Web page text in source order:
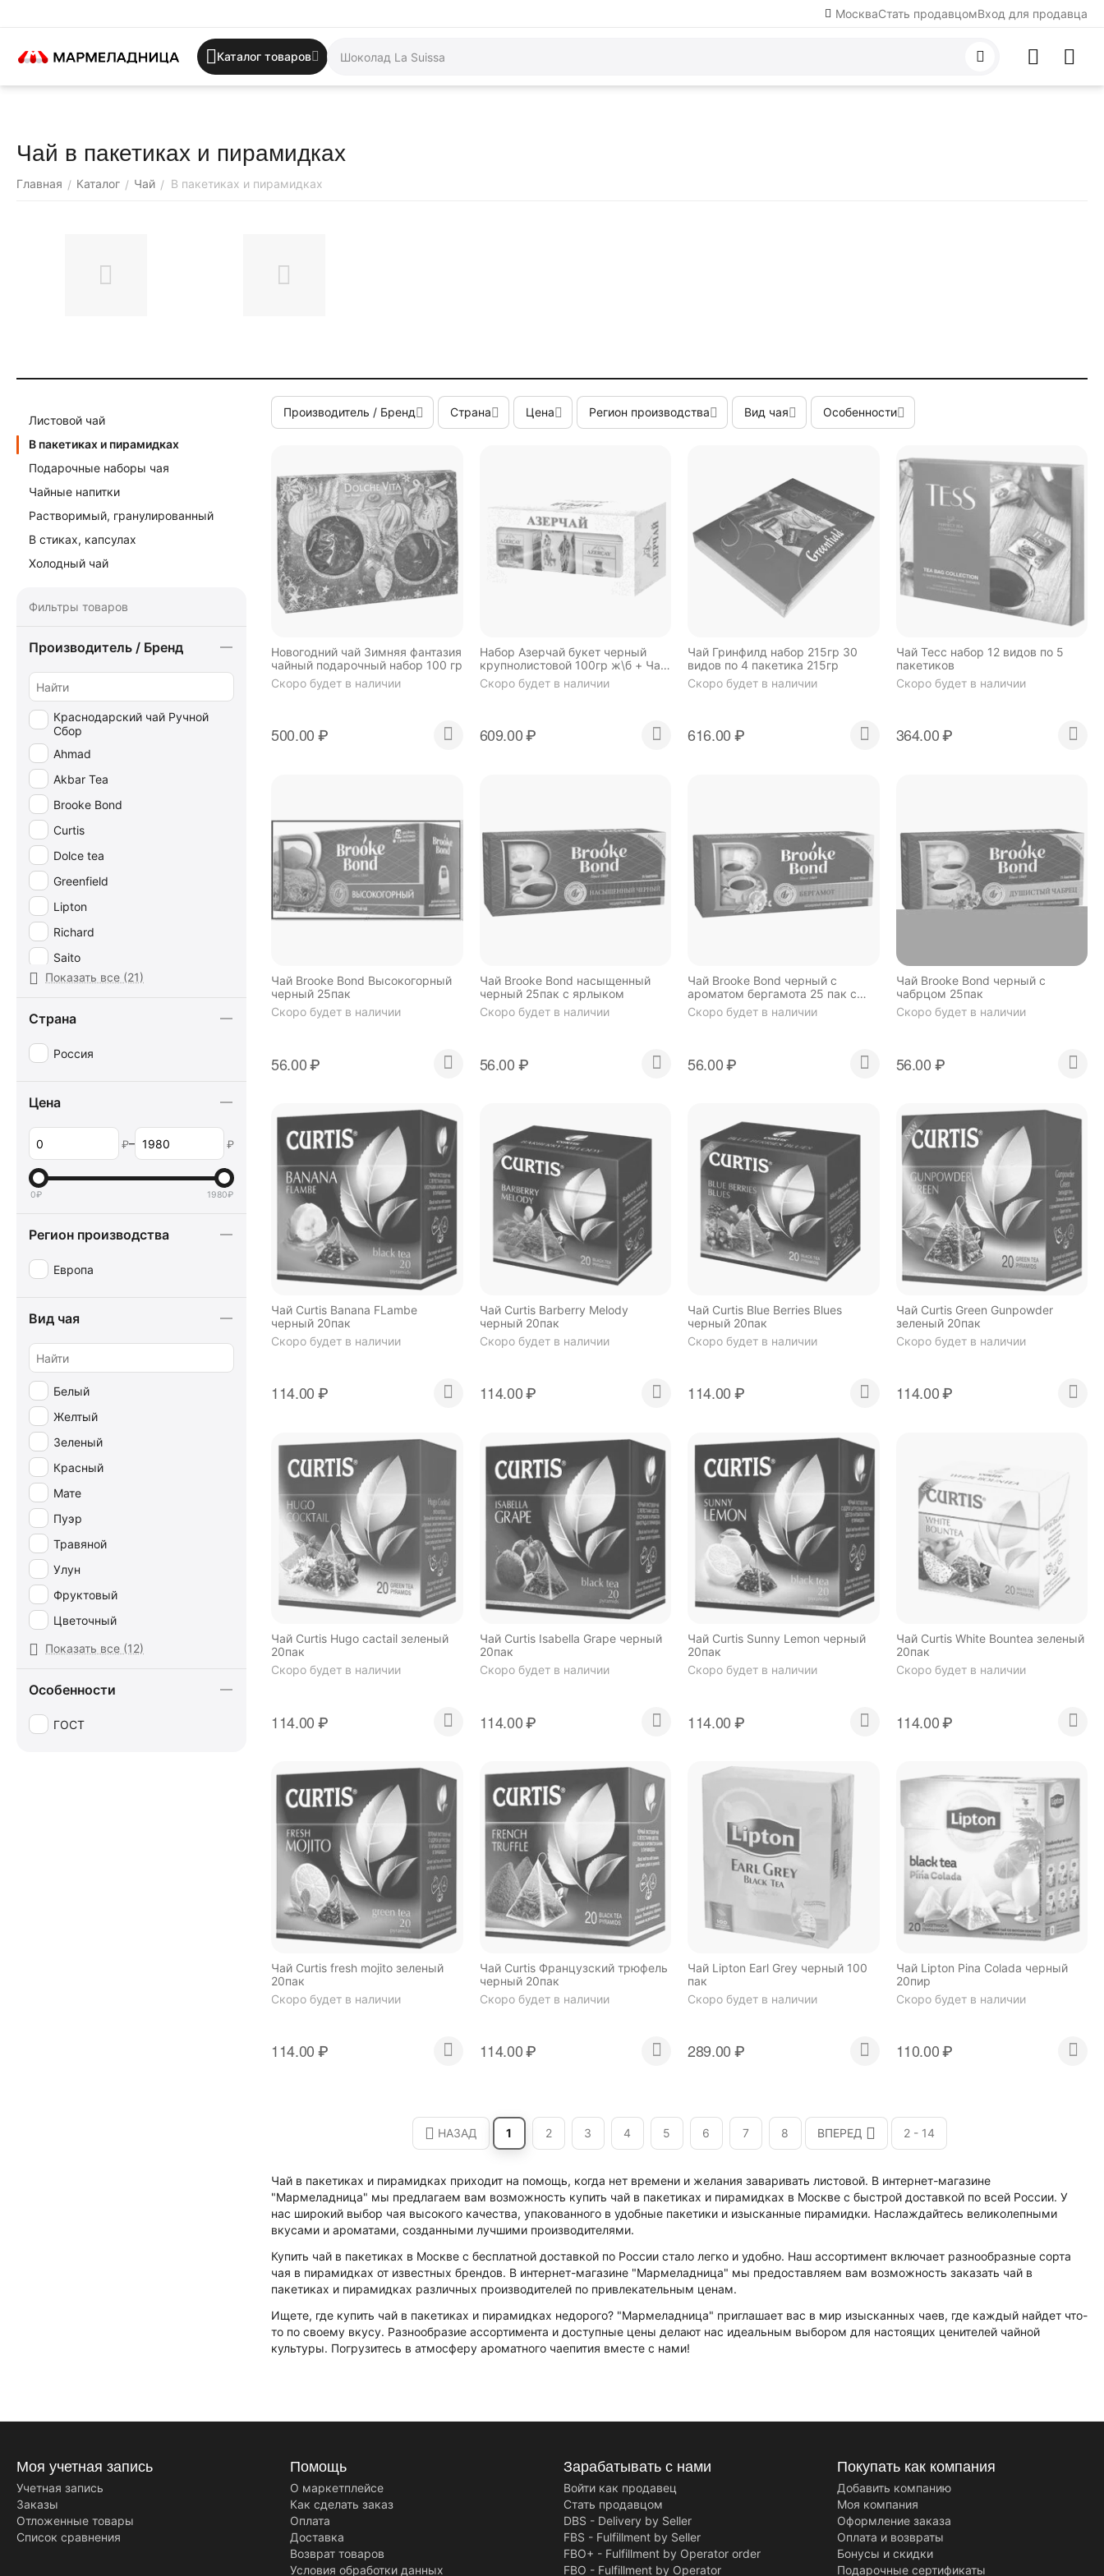
МоскваСтать продавцомВход для продавца
Каталог товаров
Чай в пакетиках и пирамидках
Главная / Каталог / Чай / В пакетиках и пирамидках
Производитель / Бренд Страна Цена Регион производства Вид чая Особенности
Чай в пакетиках и пирамидках приходит на помощь, когда нет времени и желания заваривать листовой. В интернет-магазине
"Мармеладница" мы предлагаем вам возможность купить чай в пакетиках и пирамидках в Москве с быстрой доставкой по всей России. У
нас широкий выбор чая высокого качества, упакованного в удобные пакетики и изысканные пирамидки. Наслаждайтесь великолепными
вкусами и ароматами, созданными лучшими производителями.
Купить чай в пакетиках в Москве с бесплатной доставкой по России стало легко и удобно. Наш ассортимент включает разнообразные сорта
чая в пирамидках от известных брендов. В интернет-магазине "Мармеладница" мы предоставляем вам возможность заказать чай в
пакетиках и пирамидках различных производителей по привлекательным ценам.
Ищете, где купить чай в пакетиках и пирамидках недорого? "Мармеладница" приглашает вас в мир изысканных чаев, где каждый найдет что-
то по своему вкусу. Разнообразие ассортимента и доступные цены делают нас идеальным выбором для настоящих ценителей чайной
культуры. Погрузитесь в атмосферу ароматного чаепития вместе с нами!
Новогодний чай Зимняя фантазия
чайный подарочный набор 100 гр
Скоро будет в наличии
500.00₽
Набор Азерчай букет черный
крупнолистовой 100гр ж\б + Чай
Азерчай черный экстра 100гр ж/
б Кубань-Ти
Скоро будет в наличии
609.00₽
Чай Гринфилд набор 215гр 30
видов по 4 пакетика 215гр
Скоро будет в наличии
616.00₽
Чай Тесс набор 12 видов по 5
пакетиков
Скоро будет в наличии
364.00₽
Чай Brooke Bond Высокогорный
черный 25пак
Скоро будет в наличии
56.00₽
Чай Brooke Bond насыщенный
черный 25пак с ярлыком
Скоро будет в наличии
56.00₽
Чай Brooke Bond черный с
ароматом бергамота 25 пак с
ярлыком
Скоро будет в наличии
56.00₽
Чай Brooke Bond черный с
чабрцом 25пак
Скоро будет в наличии
56.00₽
Чай Curtis Banana FLambe
черный 20пак
Скоро будет в наличии
114.00₽
Чай Curtis Barberry Melody
черный 20пак
Скоро будет в наличии
114.00₽
Чай Curtis Blue Berries Blues
черный 20пак
Скоро будет в наличии
114.00₽
Чай Curtis Green Gunpowder
зеленый 20пак
Скоро будет в наличии
114.00₽
Чай Curtis Hugo cactail зеленый
20пак
Скоро будет в наличии
114.00₽
Чай Curtis Isabella Grape черный
20пак
Скоро будет в наличии
114.00₽
Чай Curtis Sunny Lemon черный
20пак
Скоро будет в наличии
114.00₽
Чай Curtis White Bountea зеленый
20пак
Скоро будет в наличии
114.00₽
Чай Curtis fresh mojito зеленый
20пак
Скоро будет в наличии
114.00₽
Чай Curtis Французский трюфель
черный 20пак
Скоро будет в наличии
114.00₽
Чай Lipton Earl Grey черный 100
пак
Скоро будет в наличии
289.00₽
Чай Lipton Pina Colada черный
20пир
Скоро будет в наличии
110.00₽
НАЗАД 1 2 3 4 5 6 7 8 ВПЕРЕД 2 - 14
Листовой чай
В пакетиках и пирамидках
Подарочные наборы чая
Чайные напитки
Растворимый, гранулированный
В стиках, капсулах
Холодный чай
Фильтры товаров
Производитель / Бренд
Краснодарский чай Ручной
Сбор
Ahmad
Akbar Tea
Brooke Bond
Curtis
Dolce tea
Greenfield
Lipton
Richard
Saito
Terns
Вятский чай
Краснодарский с 1901 года
Майский
Азерчай
Показать все (21)
Страна
Россия
Цена
₽– ₽
0₽ 1980₽
Регион производства
Европа
Вид чая
Белый
Желтый
Зеленый
Красный
Мате
Пуэр
Травяной
Улун
Фруктовый
Цветочный
Черный
Показать все (12)
Особенности
ГОСТ
Моя учетная запись
Учетная запись
Заказы
Отложенные товары
Список сравнения
Помощь
О маркетплейсе
Как сделать заказ
Оплата
Доставка
Возврат товаров
Условия обработки данных
Зарабатывать с нами
Войти как продавец
Стать продавцом
DBS - Delivery by Seller
FBS - Fulfillment by Seller
FBO+ - Fulfillment by Operator order
FBO - Fulfillment by Operator
Покупать как компания
Добавить компанию
Моя компания
Оформление заказа
Оплата и возвраты
Бонусы и скидки
Подарочные сертификаты